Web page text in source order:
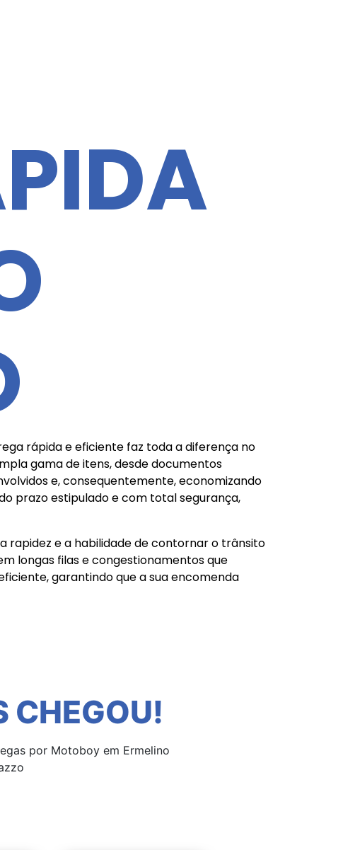
rápida e eficiente faz toda a diferença no
gama de itens, desde documentos
e, consequentemente, economizando
prazo estipulado e com total segurança,
rapidez e a habilidade de contornar o trânsito
longas filas e congestionamentos que
garantindo que a sua encomenda
CHEGOU!